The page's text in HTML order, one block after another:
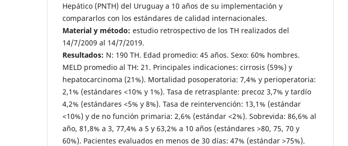
Hepático (PNTH) del Uruguay a 10 años de su implementación y
compararlos con los estándares de calidad internacionales.
Material y método: estudio retrospectivo de los TH realizados del
14/7/2009 al 14/7/2019.
Resultados: N: 190 TH. Edad promedio: 45 años. Sexo: 60% hombres.
MELD promedio al TH: 21. Principales indicaciones: cirrosis (59%) y
hepatocarcinoma (21%). Mortalidad posoperatoria: 7,4% y perioperatoria:
2,1% (estándares <10% y 1%). Tasa de retrasplante: precoz 3,7% y tardío
4,2% (estándares <5% y 8%). Tasa de reintervención: 13,1% (estándar
<10%) y de no función primaria: 2,6% (estándar <2%). Sobrevida: 86,6% al
año, 81,8% a 3, 77,4% a 5 y 63,2% a 10 años (estándares >80, 75, 70 y
60%). Pacientes evaluados en menos de 30 días: 47% (estándar >75%).